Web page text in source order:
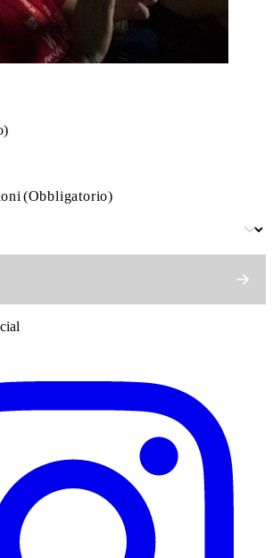
(Obbligatorio)